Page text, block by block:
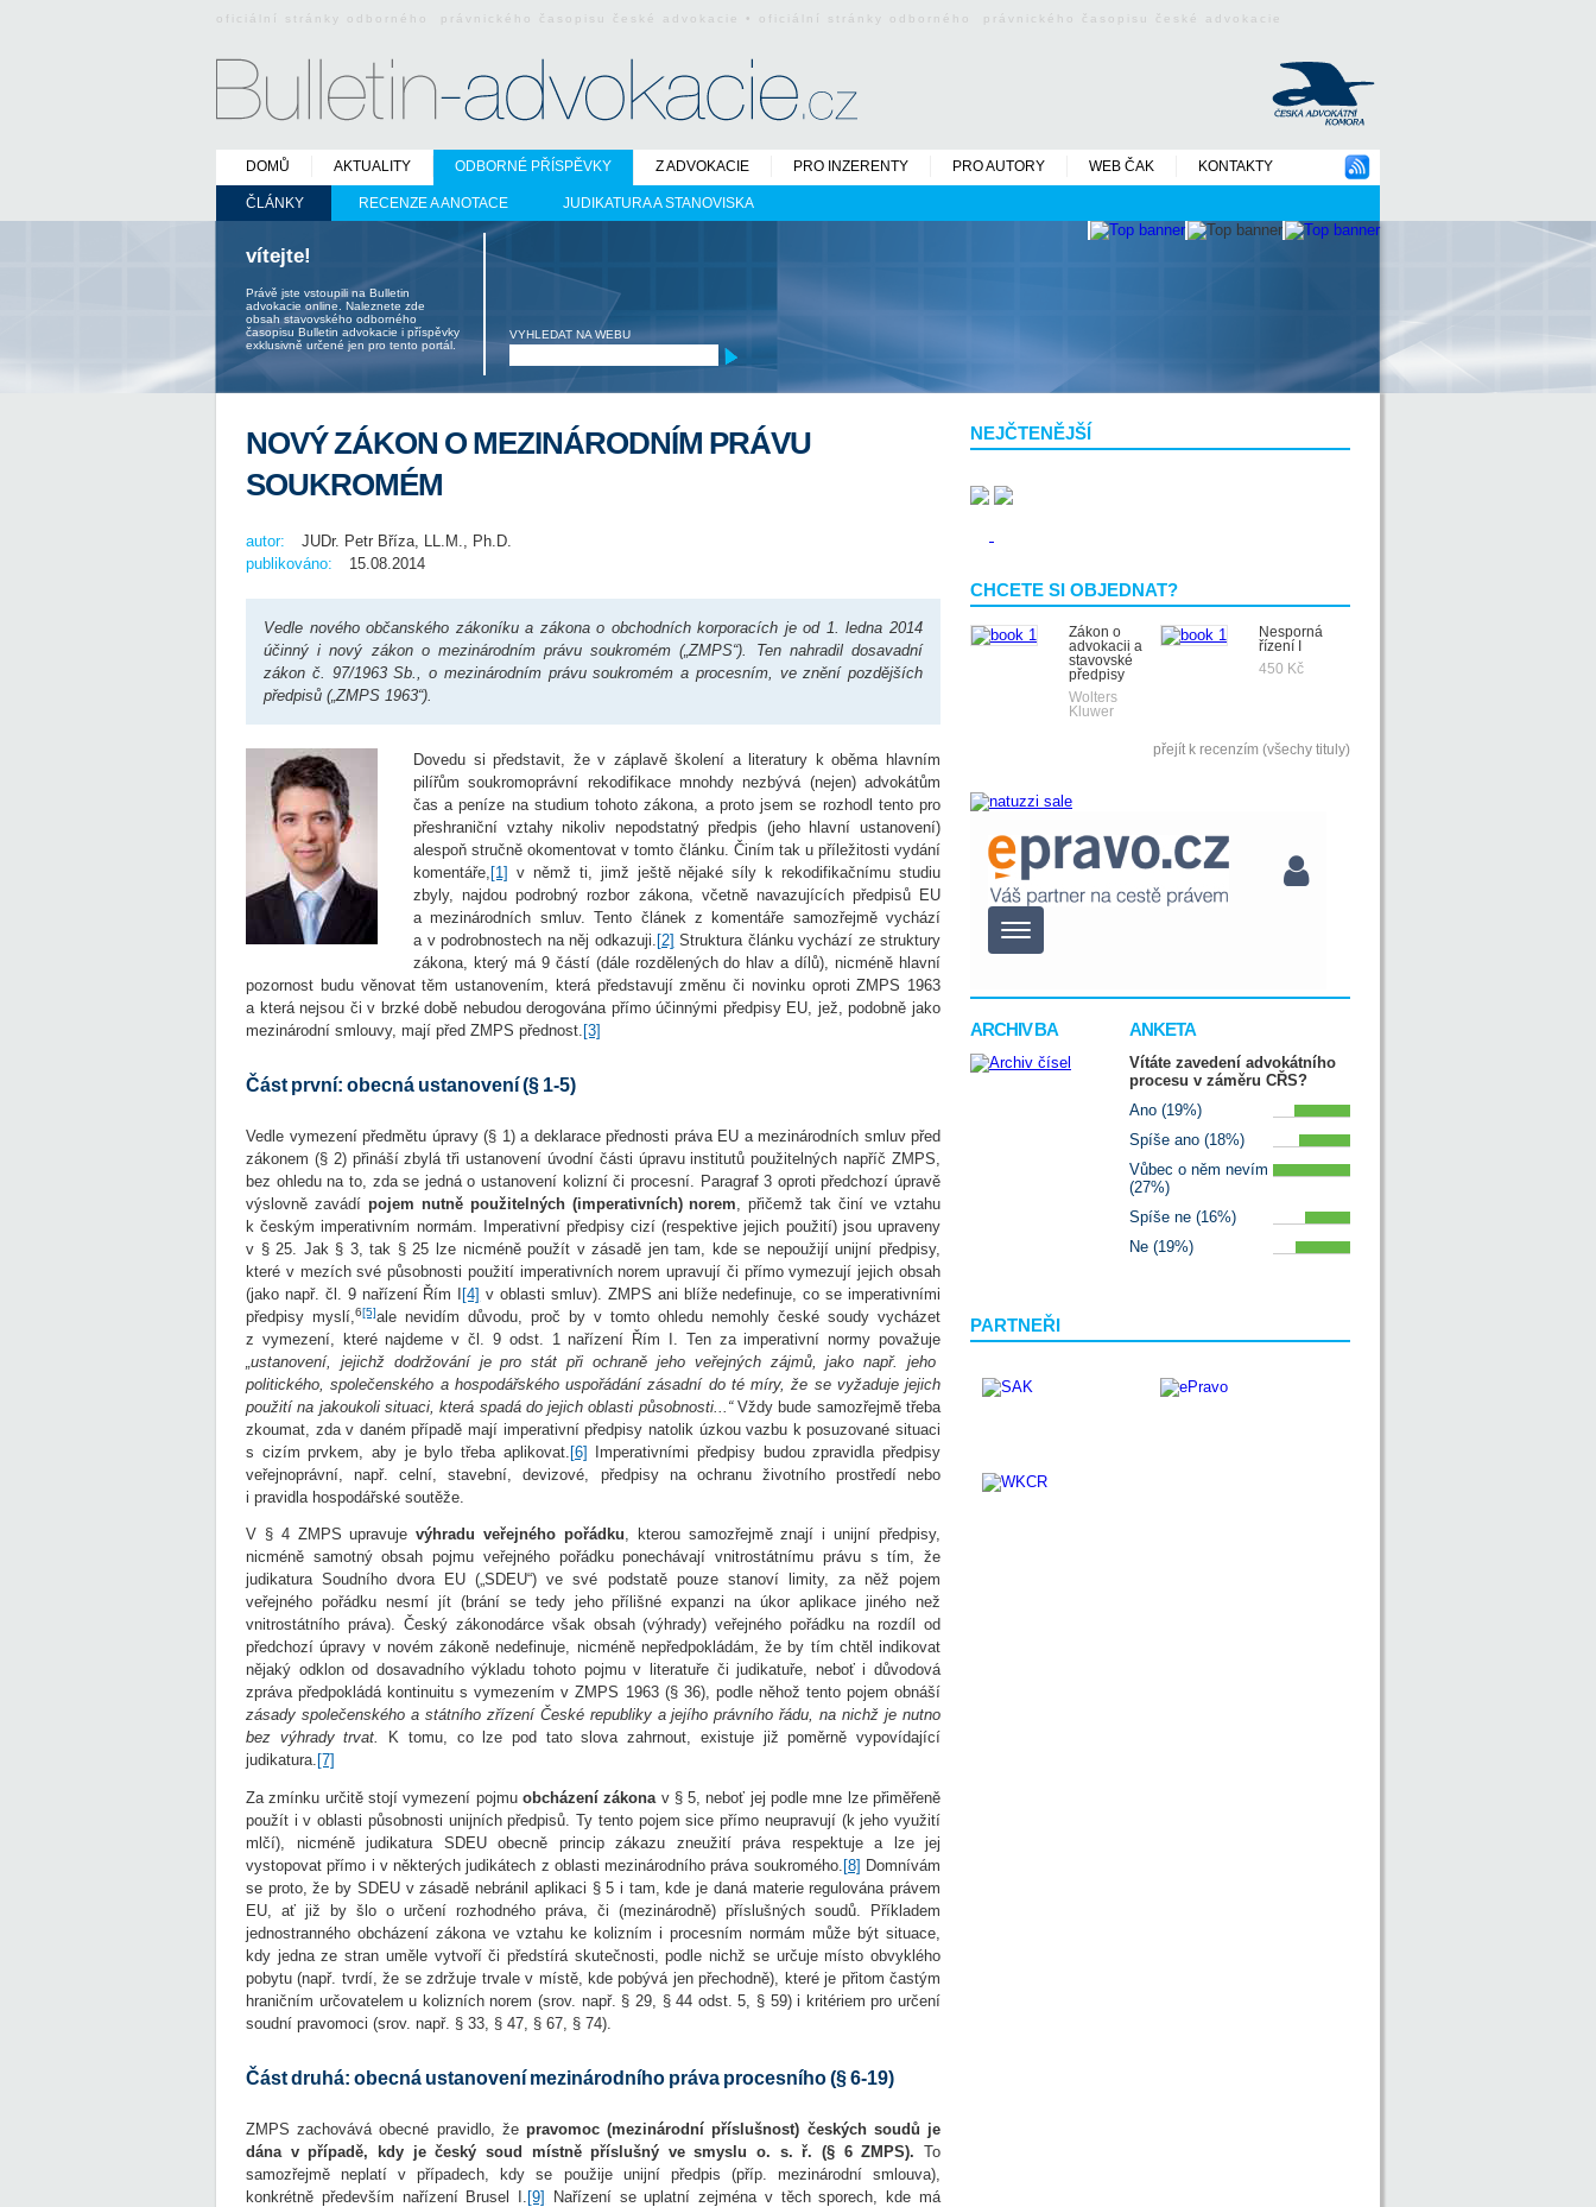
oficiální stránky odborného právnického časopisu české advokacie • oficiální stránky odborného právnického časopisu české advokacie
DOMŮ AKTUALITY ODBORNÉ PŘÍSPĚVKY
ČLÁNKY RECENZE A ANOTACE JUDIKATURA A STANOVISKA
Z ADVOKACIE PRO INZERENTY PRO AUTORY WEB ČAK KONTAKTY
vítejte!
Právě jste vstoupili na Bulletin
advokacie online. Naleznete zde
obsah stavovského odborného
časopisu Bulletin advokacie i příspěvky
exklusivně určené jen pro tento portál.
VYHLEDAT NA WEBU
NEJČTENĚJŠÍ
CHCETE SI OBJEDNAT?
Zákon o
advokacii a
stavovské
předpisy
Wolters
Kluwer
Nesporná
řízení I
450 Kč
přejít k recenzím (všechy tituly)
ARCHIV BA ANKETA
Vítáte zavedení advokátního
procesu v záměru CŘS?
Ano (19%)
Spíše ano (18%)
Vůbec o něm nevím
(27%)
Spíše ne (16%)
Ne (19%)
PARTNEŘI
NOVÝ ZÁKON O MEZINÁRODNÍM PRÁVU
SOUKROMÉM
autor:
JUDr. Petr Bříza, LL.M., Ph.D.
publikováno:
15.08.2014
Vedle nového občanského zákoníku a zákona o obchodních korporacích je od 1. ledna 2014
účinný i nový zákon o mezinárodním právu soukromém („ZMPS“). Ten nahradil dosavadní
zákon č. 97/1963 Sb., o mezinárodním právu soukromém a procesním, ve znění pozdějších
předpisů („ZMPS 1963“).
Dovedu si představit, že v záplavě školení a literatury k oběma hlavním
pilířům soukromoprávní rekodifikace mnohdy nezbývá (nejen) advokátům
čas a peníze na studium tohoto zákona, a proto jsem se rozhodl tento pro
přeshraniční vztahy nikoliv nepodstatný předpis (jeho hlavní ustanovení)
alespoň stručně okomentovat v tomto článku. Činím tak u příležitosti vydání
komentáře, [1] v němž ti, jimž ještě nějaké síly k rekodifikačnímu studiu
zbyly, najdou podrobný rozbor zákona, včetně navazujících předpisů EU
a mezinárodních smluv. Tento článek z komentáře samozřejmě vychází
a v podrobnostech na něj odkazuji. [2] Struktura článku vychází ze struktury
zákona, který má 9 částí (dále rozdělených do hlav a dílů), nicméně hlavní
pozornost budu věnovat těm ustanovením, která představují změnu či novinku oproti ZMPS 1963
a která nejsou či v brzké době nebudou derogována přímo účinnými předpisy EU, jež, podobně jako
mezinárodní smlouvy, mají před ZMPS přednost. [3]
Část první: obecná ustanovení (§ 1-5)
Vedle vymezení předmětu úpravy (§ 1) a deklarace přednosti práva EU a mezinárodních smluv před
zákonem (§ 2) přináší zbylá tři ustanovení úvodní části úpravu institutů použitelných napříč ZMPS,
bez ohledu na to, zda se jedná o ustanovení kolizní či procesní. Paragraf 3 oproti předchozí úpravě
výslovně zavádí pojem nutně použitelných (imperativních) norem , přičemž tak činí ve vztahu
k českým imperativním normám. Imperativní předpisy cizí (respektive jejich použití) jsou upraveny
v § 25. Jak § 3, tak § 25 lze nicméně použít v zásadě jen tam, kde se nepoužijí unijní předpisy,
které v mezích své působnosti použití imperativních norem upravují či přímo vymezují jejich obsah
(jako např. čl. 9 nařízení Řím I[4] v oblasti smluv). ZMPS ani blíže nedefinuje, co se imperativními
předpisy myslí, 6[5]ale nevidím důvodu, proč by v tomto ohledu nemohly české soudy vycházet
z vymezení, které najdeme v čl. 9 odst. 1 nařízení Řím I. Ten za imperativní normy považuje
„ustanovení, jejichž dodržování je pro stát při ochraně jeho veřejných zájmů, jako např. jeho
politického, společenského a hospodářského uspořádání zásadní do té míry, že se vyžaduje jejich
použití na jakoukoli situaci, která spadá do jejich oblasti působnosti...“Vždy bude samozřejmě třeba
zkoumat, zda v daném případě mají imperativní předpisy natolik úzkou vazbu k posuzované situaci
s cizím prvkem, aby je bylo třeba aplikovat. [6] Imperativními předpisy budou zpravidla předpisy
veřejnoprávní, např. celní, stavební, devizové, předpisy na ochranu životního prostředí nebo
i pravidla hospodářské soutěže.
V § 4 ZMPS upravujevýhradu veřejného pořádku, kterou samozřejmě znají i unijní předpisy,
nicméně samotný obsah pojmu veřejného pořádku ponechávají vnitrostátnímu právu s tím, že
judikatura Soudního dvora EU („SDEU“) ve své podstatě pouze stanoví limity, za něž pojem
veřejného pořádku nesmí jít (brání se tedy jeho přílišné expanzi na úkor aplikace jiného než
vnitrostátního práva). Český zákonodárce však obsah (výhrady) veřejného pořádku na rozdíl od
předchozí úpravy v novém zákoně nedefinuje, nicméně nepředpokládám, že by tím chtěl indikovat
nějaký odklon od dosavadního výkladu tohoto pojmu v literatuře či judikatuře, neboť i důvodová
zpráva předpokládá kontinuitu s vymezením v ZMPS 1963 (§ 36), podle něhož tento pojem obnáší
zásady společenského a státního zřízení České republiky a jejího právního řádu, na nichž je nutno
bez výhrady trvat.
K tomu, co lze pod tato slova zahrnout, existuje již poměrně vypovídající
judikatura. [7]
Za zmínku určitě stojí vymezení pojmu obcházení zákonav § 5, neboť jej podle mne lze přiměřeně
použít i v oblasti působnosti unijních předpisů. Ty tento pojem sice přímo neupravují (k jeho využití
mlčí), nicméně judikatura SDEU obecně princip zákazu zneužití práva respektuje a lze jej
vystopovat přímo i v některých judikátech z oblasti mezinárodního práva soukromého. [8] Domnívám
se proto, že by SDEU v zásadě nebránil aplikaci § 5 i tam, kde je daná materie regulována právem
EU, ať již by šlo o určení rozhodného práva, či (mezinárodně) příslušných soudů. Příkladem
jednostranného obcházení zákona ve vztahu ke kolizním i procesním normám může být situace,
kdy jedna ze stran uměle vytvoří či předstírá skutečnosti, podle nichž se určuje místo obvyklého
pobytu (např. tvrdí, že se zdržuje trvale v místě, kde pobývá jen přechodně), které je přitom častým
hraničním určovatelem u kolizních norem (srov. např. § 29, § 44 odst. 5, § 59) i kritériem pro určení
soudní pravomoci (srov. např. § 33, § 47, § 67, § 74).
Část druhá: obecná ustanovení mezinárodního práva procesního (§ 6-19)
ZMPS zachovává obecné pravidlo, že pravomoc (mezinárodní příslušnost) českých soudů je
dána v případě, kdy je český soud místně příslušný ve smyslu o. s. ř. (§ 6 ZMPS). To
samozřejmě neplatí v případech, kdy se použije unijní předpis (příp. mezinárodní smlouva),
konkrétně především nařízení Brusel I.
[9]
Nařízení se uplatní zejména v těch sporech, kde má